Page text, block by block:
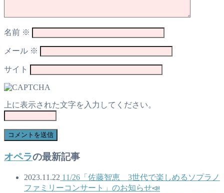
名前 ※
メール ※
サイト
上に表示された文字を入力してください。
オペラの最新記事
2023.11.22 11/26「佐藤智恵 3世代で楽しめるソプラノ
ファミリーコンサート」のお知らせ📣